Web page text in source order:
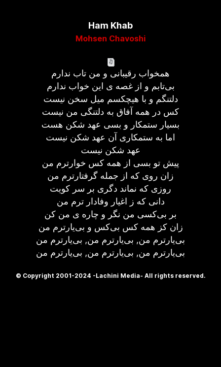
Ham Khab
Mohsen Chavoshi
همخواب رقیبانی و من تاب ندارم
بی‌تابم و از غصه ی این خواب ندارم
دلتنگم و با هیچکسم میل سخن نیست
کس در همه آفاق به دلتنگی من نیست
بسیار ستمکار و بسی عهد شکن هست
اما به ستمکاری آن عهد شکن نیست
عهد شکن نیست
پیش تو بسی از همه کس خوارترم من
زان روی که از جمله گرفتارترم من
روزی که نماند دگری بر سر کویت
دانی که ز اغیار وفادار ترم من
بر بی‌کسی من نگر و چاره ی من کن
زان کز همه کس بی‌کس و بی‌یارترم من
بی‌یارترم من, بی‌یارترم من, بی‌یارترم من
بی‌یارترم من, بی‌یارترم من, بی‌یارترم من
© Copyright 2001-2024 -Lachini Media- All rights reserved.